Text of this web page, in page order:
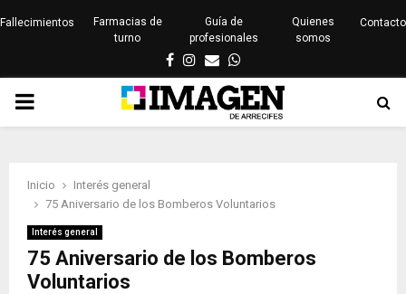
Fallecimientos
Farmacias de
turno
Guía de
profesionales
Quienes
somos
Contacto
Facebook
Instagram
EmailWhatsapp
PRIMARY
Inicio
Interés general
75 Aniversario de los Bomberos Voluntarios
Interés general
75 Aniversario de los Bomberos
Voluntarios